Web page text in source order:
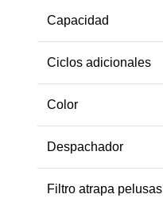
Capacidad
Ciclos adicionales
Color
Despachador
Filtro atrapa pelusas